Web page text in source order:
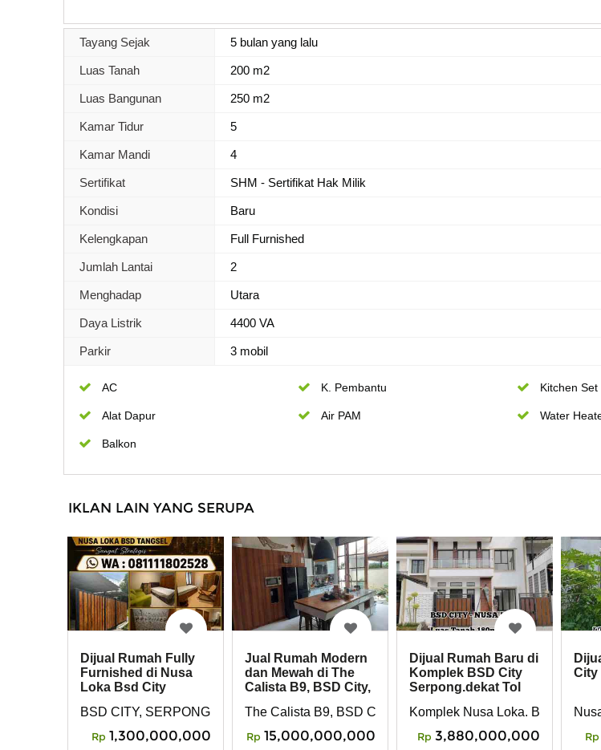
Tayang Sejak 5 bulan yang lalu
Luas Tanah 200 m2
Luas Bangunan 250 m2
Kamar Tidur 5
Kamar Mandi 4
Sertifikat SHM - Sertifikat Hak Milik
Kondisi Baru
Kelengkapan Full Furnished
Jumlah Lantai 2
Menghadap Utara
Daya Listrik 4400 VA
Parkir 3 mobil
AC K. Pembantu Kitchen Set
Alat Dapur Air PAM Water
Balkon
IKLAN LAIN YANG SERUPA
Dijual Rumah Fully
Furnished di Nusa
Loka Bsd City
BSD CITY, SERPONG, TANGERANG SELATAN
Rp 1,300,000,000
Jual Rumah Modern
dan Mewah di The
Calista B9, BSD City,
The Calista B9, BSD City, Serpong, Tangerang Selatan
Rp 15,000,000,000
Dijual Rumah Baru di
Komplek BSD City
Serpong.dekat Tol
Komplek Nusa Loka. BSD city
Rp 3,880,000,000
City
Rp